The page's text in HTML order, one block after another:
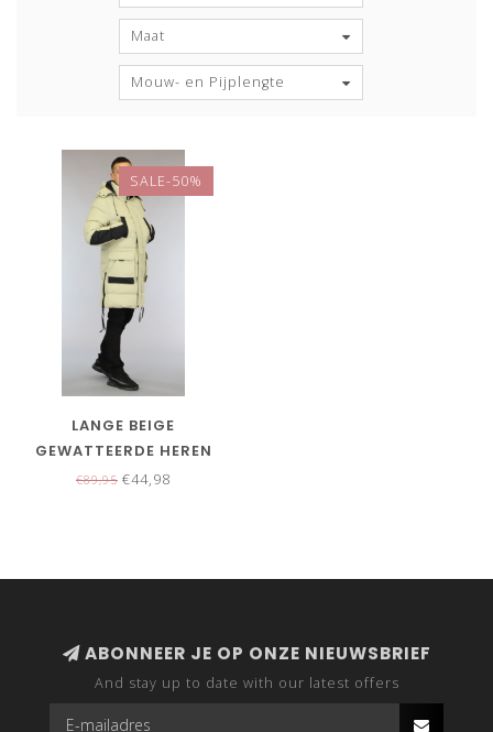
Maat
Mouw- en Pijplengte
SALE-50%
LANGE BEIGE
GEWATTEERDE HEREN
WINTERJAS
€89,95 €44,98
ABONNEER JE OP ONZE NIEUWSBRIEF
And stay up to date with our latest offers